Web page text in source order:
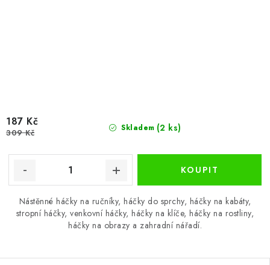
Skladem (2 ks)
187 Kč
309 Kč
Nástěnné háčky na ručníky, háčky do sprchy, háčky na kabáty,
stropní háčky, venkovní háčky, háčky na klíče, háčky na rostliny,
háčky na obrazy a zahradní nářadí.